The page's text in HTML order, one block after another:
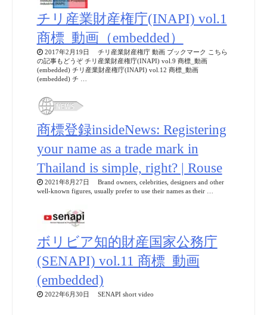
チリ産業財産権庁(INAPI) vol.1
商標_動画（embedded）
2017年2月19日 チリ産業財産権庁 動画 ブックマーク こちら
の記事もどうぞ チリ産業財産権庁(INAPI) vol.9 商標_動画
(embedded) チリ産業財産権庁(INAPI) vol.12 商標_動画
(embedded) チ …
商標登録insideNews: Registering
your name as a trade mark in
Thailand is simple, right? | Rouse
2021年8月27日 Brand owners, celebrities, designers and other
well-known figures, usually prefer to use their names as their …
ボリビア知的財産国家公務庁
(SENAPI) vol.11 商標_動画
(embedded)
2022年6月30日 SENAPI short video